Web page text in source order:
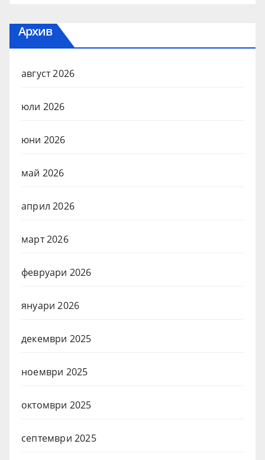
Архив
август 2026
юли 2026
юни 2026
май 2026
април 2026
март 2026
февруари 2026
януари 2026
декември 2025
ноември 2025
октомври 2025
септември 2025